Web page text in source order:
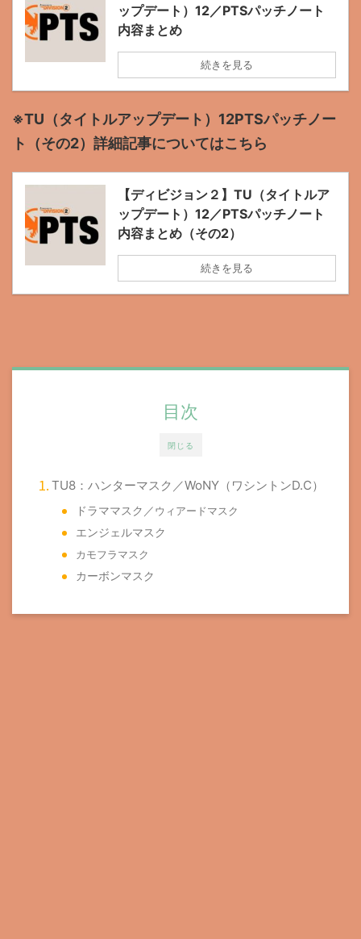
ップデート）12／PTSパッチノート
内容まとめ
続きを見る
※TU（タイトルアップデート）12PTSパッチノー
ト（その2）詳細記事についてはこちら
【ディビジョン２】TU（タイトルア
ップデート）12／PTSパッチノート
内容まとめ（その2）
続きを見る
閉じる
目次
TU8：ハンターマスク／WoNY（ワシントンD.C）
ドラママスク／ウィアードマスク
エンジェルマスク
カモフラマスク
カーボンマスク